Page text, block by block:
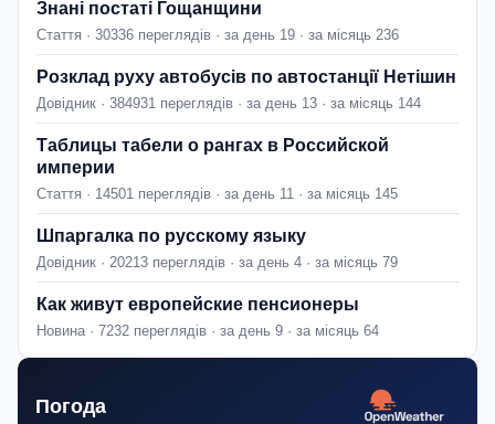
Знані постаті Гощанщини
Стаття · 30336 переглядів · за день 19 · за місяць 236
Розклад руху автобусів по автостанції Нетішин
Довідник · 384931 переглядів · за день 13 · за місяць 144
Таблицы табели о рангах в Российской
империи
Стаття · 14501 переглядів · за день 11 · за місяць 145
Шпаргалка по русскому языку
Довідник · 20213 переглядів · за день 4 · за місяць 79
Как живут европейские пенсионеры
Новина · 7232 переглядів · за день 9 · за місяць 64
Погода